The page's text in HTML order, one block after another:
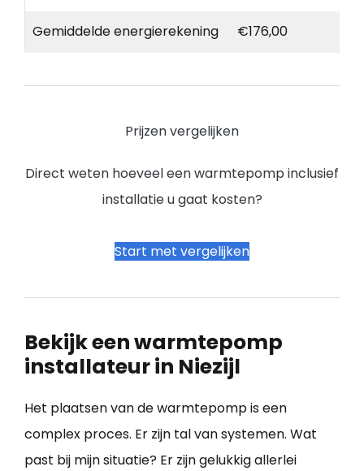
Gemiddelde energierekening €176,00
Prijzen vergelijken
Direct weten hoeveel een warmtepomp inclusief
installatie u gaat kosten?
Start met vergelijken
Bekijk een warmtepomp
installateur in Niezijl
Het plaatsen van de warmtepomp is een
complex proces. Er zijn tal van systemen. Wat
past bij mijn situatie? Er zijn gelukkig allerlei